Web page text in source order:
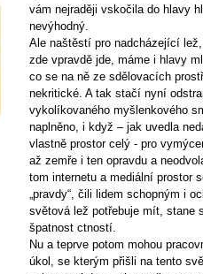
vám nejraději vskočila do hlavy
nevýhodný.
Ale naštěstí pro nadcházející
zde vpravdě jde, máme i hlavy
co se na ně ze sdělovacích
nekritické. A tak stačí nyní
vykolíkovaného myšlenkového
naplněno, i když – jak uvedla
vlastně prostor celý - pro
až zemře i ten opravdu a
tom internetu a mediální prostor
„pravdy“, čili lidem schopným i
světová lež potřebuje mít, stane
špatnost ctností.
Nu a teprve potom mohou
úkol, se kterým přišli na tento